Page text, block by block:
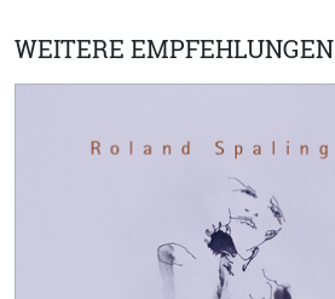
WEITERE EMPFEHLUNGEN